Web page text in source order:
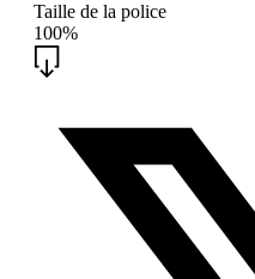
Taille de la police
100%